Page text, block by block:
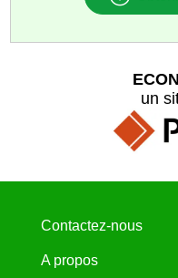
un
Contactez-nous
A propos